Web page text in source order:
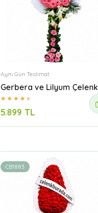
Aynı Gün Teslimat
Gerbera ve Lilyum Çelenk
5.899 TL
CB1883